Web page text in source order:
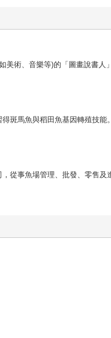
術、音樂等)的「圖畫說書人
斑馬魚與稻田魚基因轉殖技能
從事魚場管理、批發、零售及